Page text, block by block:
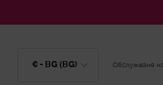
€ - BG (BG) Обслужване